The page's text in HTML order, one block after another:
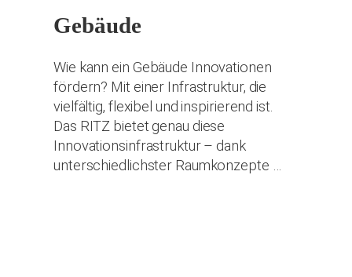
Gebäude
Wie kann ein Gebäude Innovationen
fördern? Mit einer Infrastruktur, die
vielfältig, flexibel und inspirierend ist.
Das RITZ bietet genau diese
Innovationsinfrastruktur – dank
unterschiedlichster Raumkonzepte …